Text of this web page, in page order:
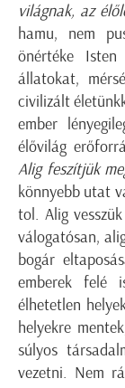
világnak, az
hamu, nem
önértéke
állatokat,
civilizált
ember
élővilág
Alig feszítjük
könnyebb utat
tol. Alig
válogatósan,
bogár
emberek felé
élhetetlen
helyekre
súlyos
vezetni. Nem